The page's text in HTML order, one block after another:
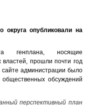
округа опубликовали на
генплана, носящие
прошли почти год
сайте администрации было
общественных обсуждений
перспективный план